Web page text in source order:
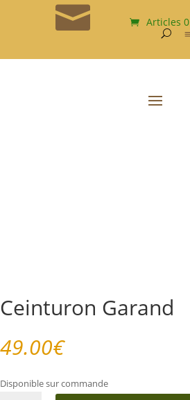
 Articles 0
Ceinturon Garand
49.00€
Disponible sur commande